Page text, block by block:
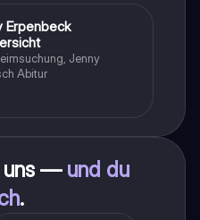
Erpenbeck
Jenny
Abitur
uns — und du
.